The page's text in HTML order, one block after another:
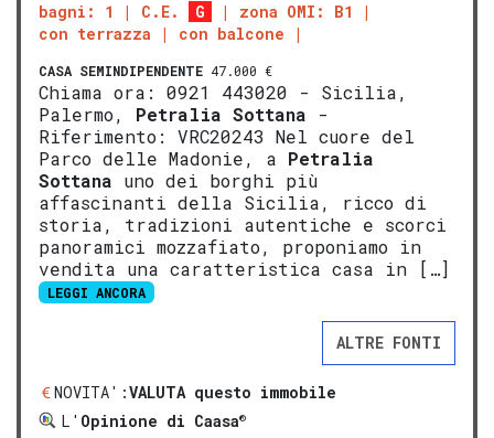
bagni: 1 C.E. G
zona OMI: B1
con terrazza
con balcone
CASA SEMINDIPENDENTE 47.000 €
Chiama ora: 0921 443020 - Sicilia,
Palermo, Petralia Sottana -
Riferimento: VRC20243 Nel cuore del
Parco delle Madonie, a Petralia
Sottana uno dei borghi più
affascinanti della Sicilia, ricco di
storia, tradizioni autentiche e scorci
panoramici mozzafiato, proponiamo in
vendita una caratteristica casa in […]
LEGGI ANCORA
ALTRE FONTI
NOVITA':VALUTA questo immobile
L' Opinione di Caasa®